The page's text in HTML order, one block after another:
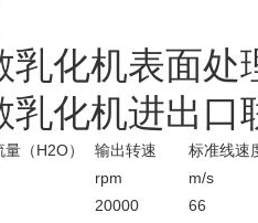
乳化机表面处
乳化机进出口
（H2O） 输出转速
标准线速
rpm
m/s
20000 66